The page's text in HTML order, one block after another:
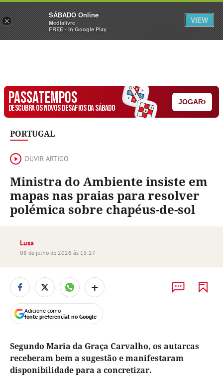
Sábado Assine Iniciar Sessão
PASSATEMPOS
DESCUBRA OS NOVOS DESAFIOS DA SÁBADO
JOGAR›
PORTUGAL
OUVIR ARTIGO
Ministra do Ambiente insiste em
mapas nas praias para resolver
polémica sobre chapéus-de-sol
Lusa
08 de julho de 2026 às 15:27
+
Adicione como
fonte preferencial no Google
Segundo Maria da Graça Carvalho, os autarcas
receberam bem a sugestão e manifestaram
disponibilidade para a concretizar.
×
SÁBADO Online
Medialivre
FREE - In Google Play
VIEW